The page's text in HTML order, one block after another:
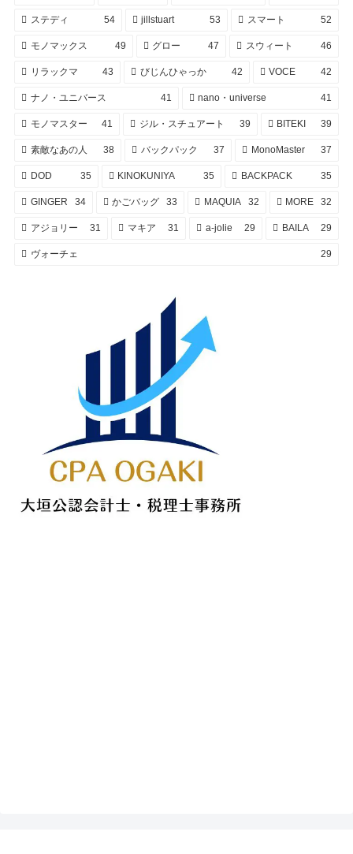
ステディ 54 jillstuart 53 スマート 52
モノマックス 49 グロー 47 スウィート 46
リラックマ 43 びじんひゃっか 42 VOCE 42
ナノ・ユニバース 41 nano・universe 41
モノマスター 41 ジル・スチュアート 39 BITEKI 39
素敵なあの人 38 バックパック 37 MonoMaster 37
DOD 35 KINOKUNIYA 35 BACKPACK 35
GINGER 34 かごバッグ 33 MAQUIA 32 MORE 32
アジョリー 31 マキア 31 a-jolie 29 BAILA 29
ヴォーチェ 29